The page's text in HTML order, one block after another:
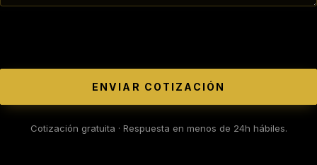
ENVIAR COTIZACIÓN
Cotización gratuita · Respuesta en menos de 24h hábiles.